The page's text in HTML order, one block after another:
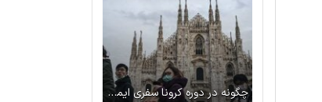
چگونه در دوره کرونا سفری ایمن داشته باشیم؟